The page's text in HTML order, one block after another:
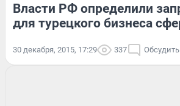
Власти РФ определили
для турецкого бизнеса
30 декабря, 2015, 17:29 337 Обсудить